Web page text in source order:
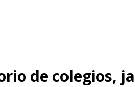
de colegios,